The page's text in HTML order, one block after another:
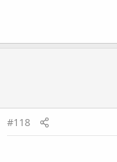
#118